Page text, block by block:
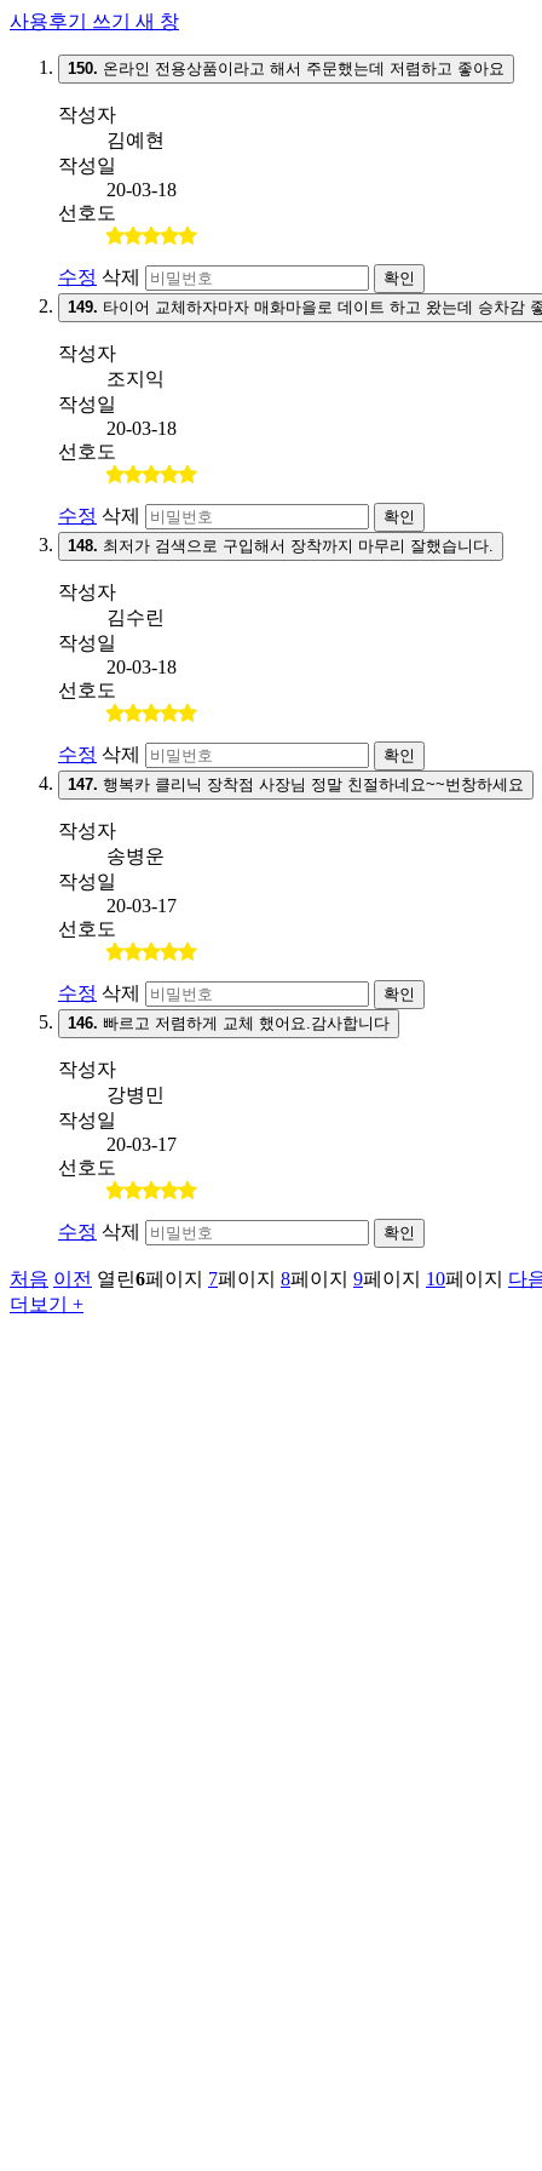
사용후기 쓰기 새 창
150. 온라인 전용상품이라고 해서 주문했는데 저렴하고 좋아요
작성자
김예현
작성일
20-03-18
선호도
수정 삭제
확인
149. 타이어 교체하자마자 매화마을로 데이트 하고 왔는데 승차감
작성자
조지익
작성일
20-03-18
선호도
수정 삭제
확인
148. 최저가 검색으로 구입해서 장착까지 마무리 잘했습니다.
작성자
김수린
작성일
20-03-18
선호도
수정 삭제
확인
147. 행복카 클리닉 장착점 사장님 정말 친절하네요~~번창하세요
작성자
송병운
작성일
20-03-17
선호도
수정 삭제
확인
146. 빠르고 저렴하게 교체 했어요.감사합니다
작성자
강병민
작성일
20-03-17
선호도
수정 삭제 확인
처음 이전 열린6페이지 7페이지 8페이지 9페이지 10페이지
다
더보기 +